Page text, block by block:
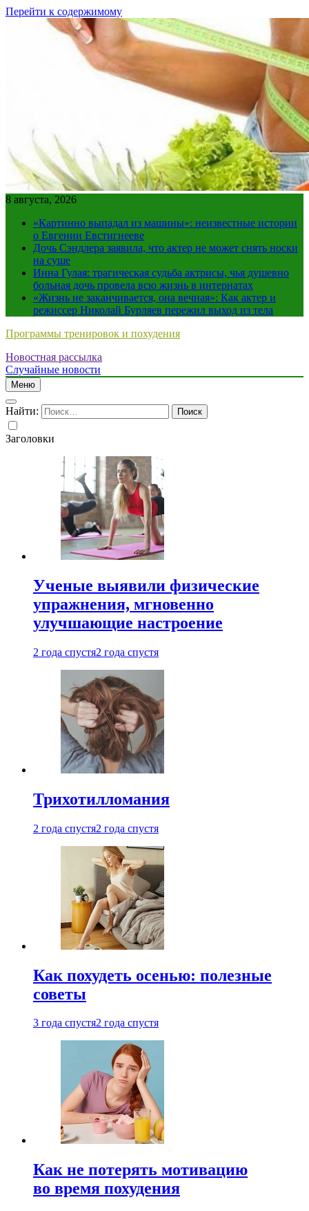
Перейти к содержимому
8 августа, 2026
«Картинно выпадал из машины»: неизвестные истории
о Евгении Евстигнееве
Дочь Сэндлера заявила, что актер не может снять носки
на суше
Инна Гулая: трагическая судьба актрисы, чья душевно
больная дочь провела всю жизнь в интернатах
«Жизнь не заканчивается, она вечная»: Как актер и
режиссер Николай Бурляев пережил выход из тела
Программы тренировок и похудения
Новостная рассылка
Случайные новости
Меню
Найти:
Заголовки
Ученые выявили физические
упражнения, мгновенно
улучшающие настроение
2 года спустя2 года спустя
Трихотилломания
2 года спустя2 года спустя
Как похудеть осенью: полезные
советы
3 года спустя2 года спустя
Как не потерять мотивацию
во время похудения